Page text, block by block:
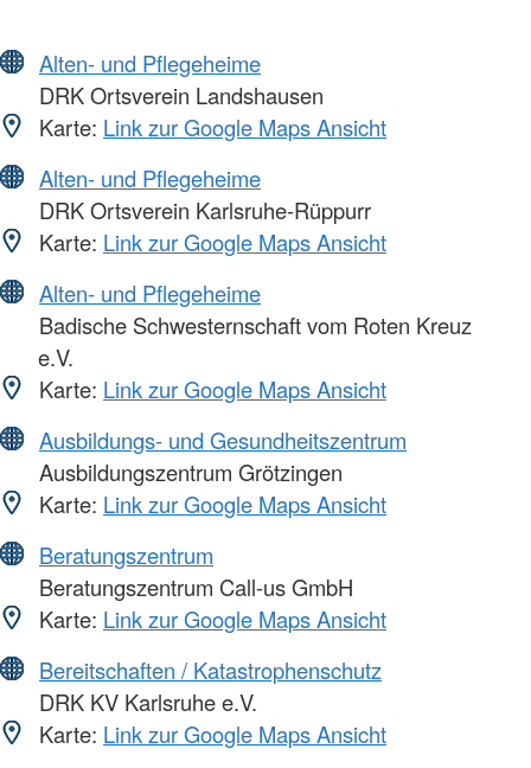
Alten- und Pflegeheime
DRK Ortsverein Landshausen
Karte: Link zur Google Maps Ansicht
Alten- und Pflegeheime
DRK Ortsverein Karlsruhe-Rüppurr
Karte: Link zur Google Maps Ansicht
Alten- und Pflegeheime
Badische Schwesternschaft vom Roten Kreuz
e.V.
Karte: Link zur Google Maps Ansicht
Ausbildungs- und Gesundheitszentrum
Ausbildungszentrum Grötzingen
Karte: Link zur Google Maps Ansicht
Beratungszentrum
Beratungszentrum Call-us GmbH
Karte: Link zur Google Maps Ansicht
Bereitschaften / Katastrophenschutz
DRK KV Karlsruhe e.V.
Karte: Link zur Google Maps Ansicht